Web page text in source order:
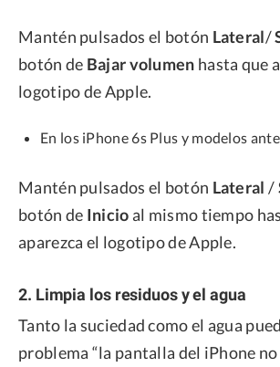
Mantén pulsados el botón Lateral/
botón de Bajar volumen hasta que
logotipo de Apple.
En los iPhone 6s Plus y modelos
Mantén pulsados el botón Lateral /
botón de Inicioal mismo tiempo
aparezca el logotipo de Apple.
2. Limpia los residuos y el agua
Tanto la suciedad como el agua
problema “la pantalla del iPhone